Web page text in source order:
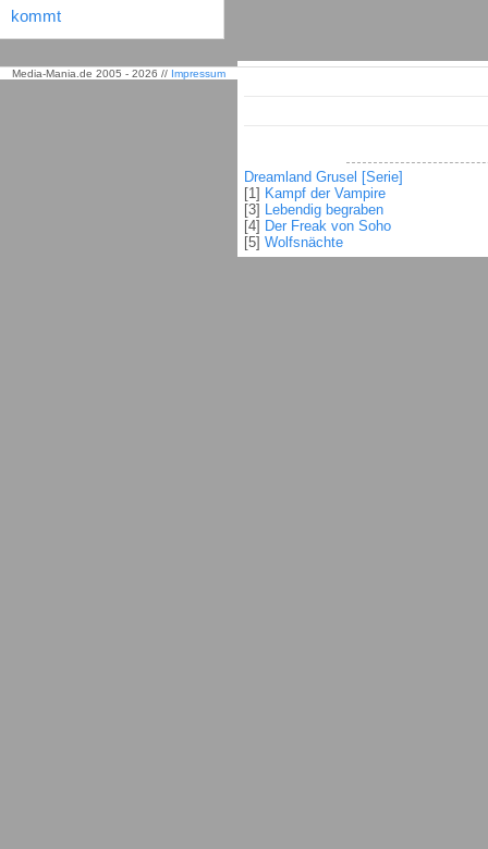
kommt
Dreamland Grusel [Serie]
[1] Kampf der Vampire
[3] Lebendig begraben
[4] Der Freak von Soho
[5] Wolfsnächte
Media-Mania.de 2005 - 2026 // Impressum